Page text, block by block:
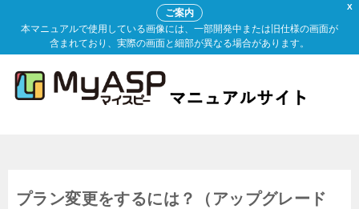
X
ご案内
本マニュアルで使用している画像には、一部開発中または旧仕様の画面が
含まれており、実際の画面と細部が異なる場合があります。
プラン変更をするには？（アップグレード